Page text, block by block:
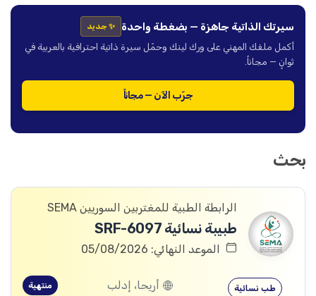
سيرتك الذاتية جاهزة — بضغطة واحدة ✨ جديد
أكمل ملفك المهني على ورك لينك وحمّل سيرة ذاتية احترافية بالعربية في
ثوانٍ — مجاناً.
جرّب الآن — مجاناً
بحث
الرابطة الطبية للمغتربين السوريين SEMA
طبيبة نسائية SRF-6097
الموعد النهائي: 05/08/2026
طب نسائية أريحا، إدلب منتهية